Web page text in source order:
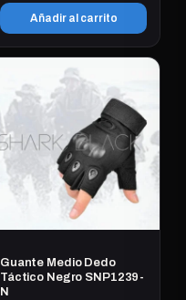
Añadir al carrito
Guante Medio Dedo
Táctico Negro SNP1239-
N